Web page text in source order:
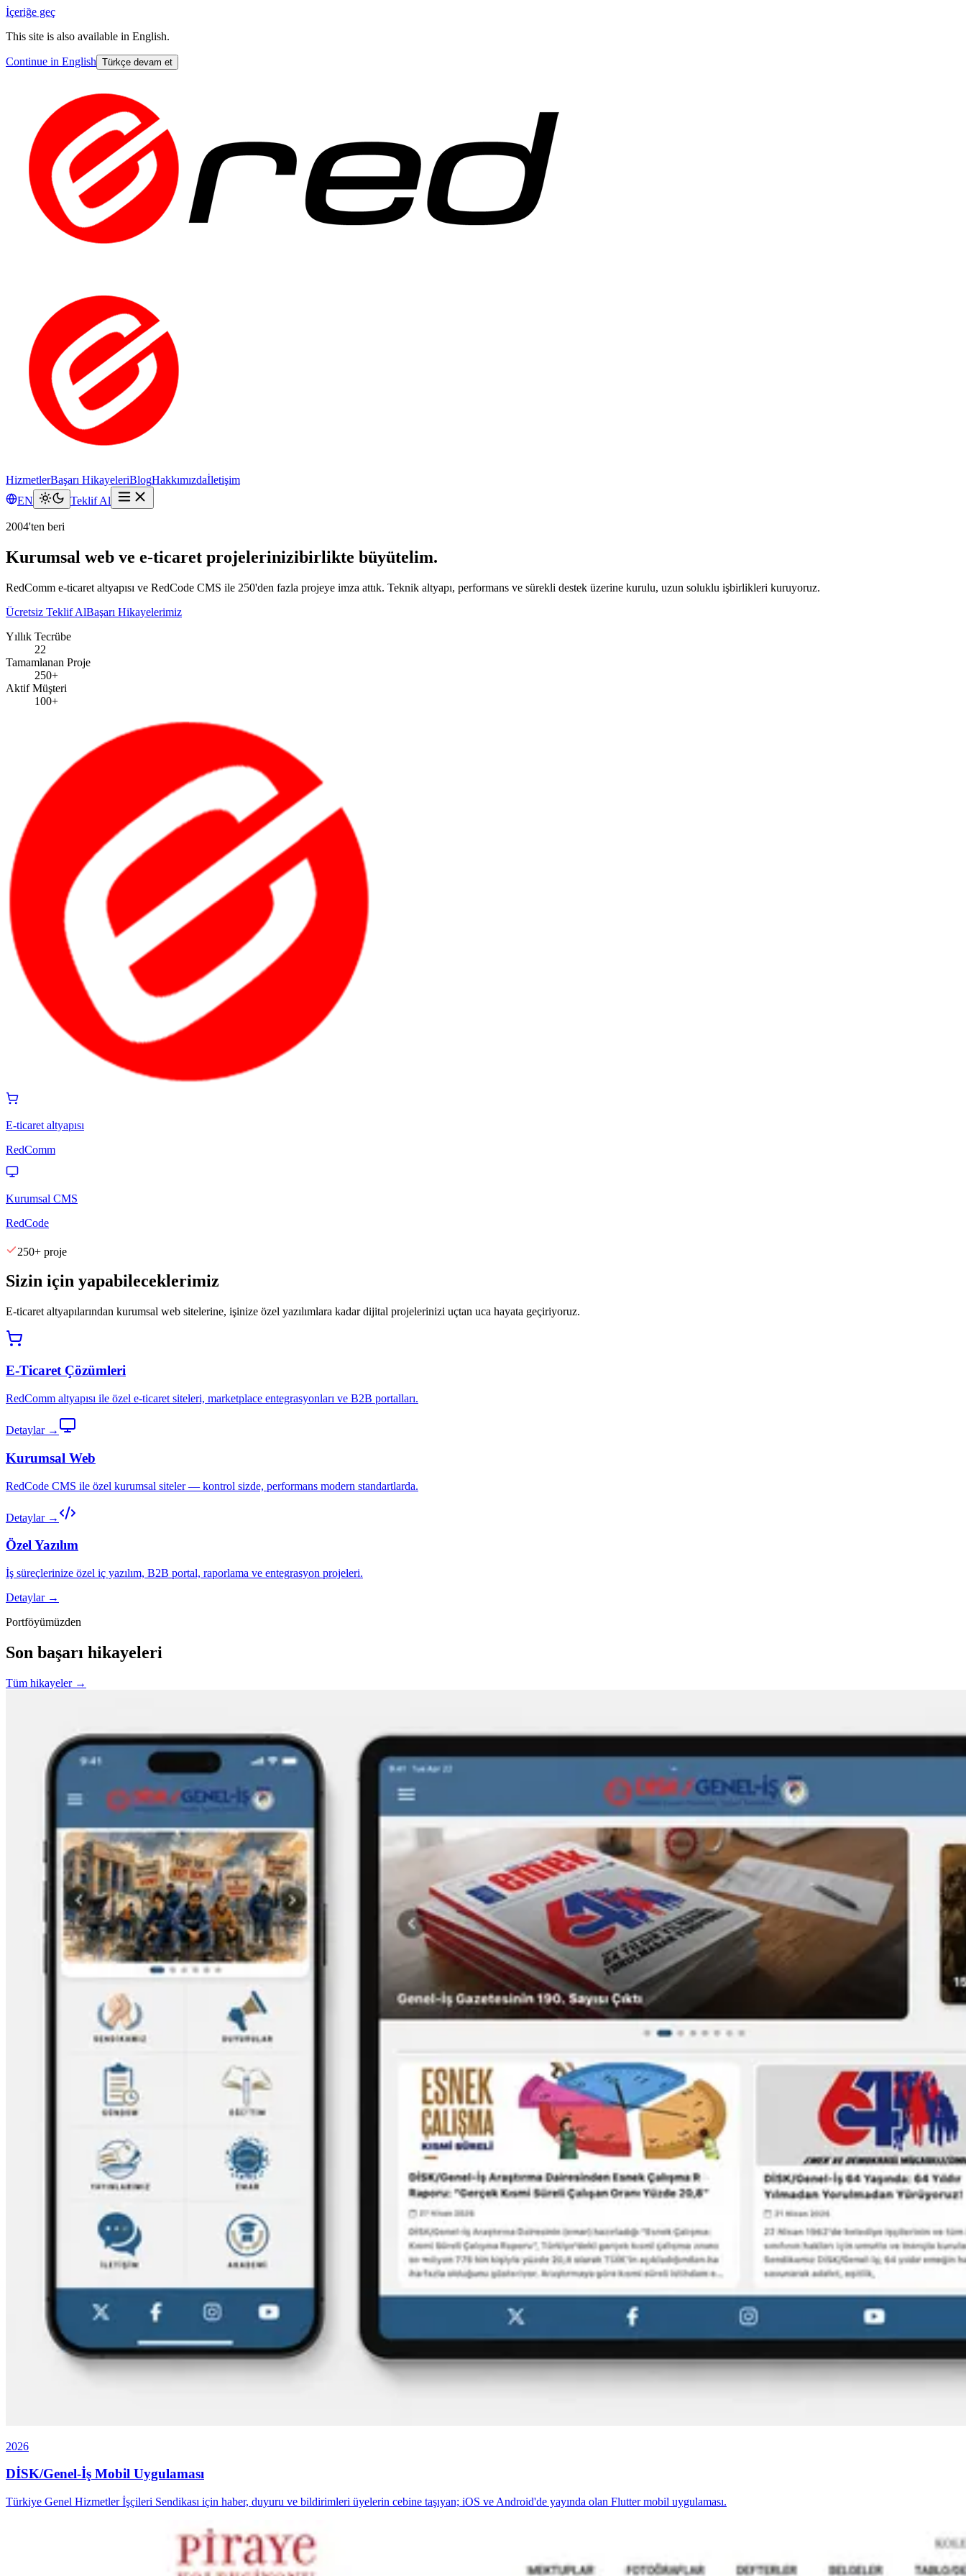
İçeriğe geç
This site is also available in English.
Continue in English Türkçe devam et
HizmetlerBaşarı HikayeleriBlogHakkımızdaİletişim
EN
Teklif Al
2004'ten beri
Kurumsal web ve e-ticaret projelerinizibirlikte büyütelim.
RedComm e-ticaret altyapısı ve RedCode CMS ile 250'den fazla projeye imza attık. Teknik altyapı, performans ve sürekli destek üzerine kurulu, uzun soluklu işbirlikleri kuruyoruz.
Ücretsiz Teklif AlBaşarı Hikayelerimiz
Yıllık Tecrübe
22
Tamamlanan Proje
250+
Aktif Müşteri
100+
E-ticaret altyapısı
RedComm
Kurumsal CMS
RedCode
250+ proje
Sizin için yapabileceklerimiz
E-ticaret altyapılarından kurumsal web sitelerine, işinize özel yazılımlara kadar dijital projelerinizi uçtan uca hayata geçiriyoruz.
E-Ticaret Çözümleri
RedComm altyapısı ile özel e-ticaret siteleri, marketplace entegrasyonları ve B2B portalları.
Detaylar →
Kurumsal Web
RedCode CMS ile özel kurumsal siteler — kontrol sizde, performans modern standartlarda.
Detaylar →
Özel Yazılım
İş süreçlerinize özel iç yazılım, B2B portal, raporlama ve entegrasyon projeleri.
Detaylar →
Portföyümüzden
Son başarı hikayeleri
Tüm hikayeler →
2026
DİSK/Genel-İş Mobil Uygulaması
Türkiye Genel Hizmetler İşçileri Sendikası için haber, duyuru ve bildirimleri üyelerin cebine taşıyan; iOS ve Android'de yayında olan Flutter mobil uygulaması.